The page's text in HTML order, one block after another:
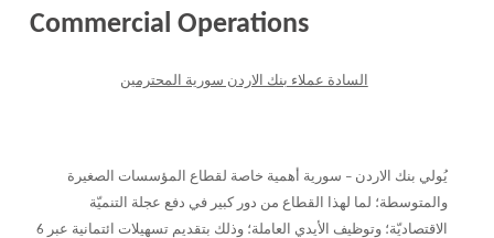
Commercial Operations
السادة عملاء بنك الاردن سورية المحترمين
يُولي بنك الاردن – سورية أهمية خاصة لقطاع المؤسسات الصغيرة
والمتوسطة؛ لما لهذا القطاع من دور كبير في دفع عجلة التنميّة
الاقتصاديّة؛ وتوظيف الأيدي العاملة؛ وذلك بتقديم تسهيلات ائتمانية عبر 6